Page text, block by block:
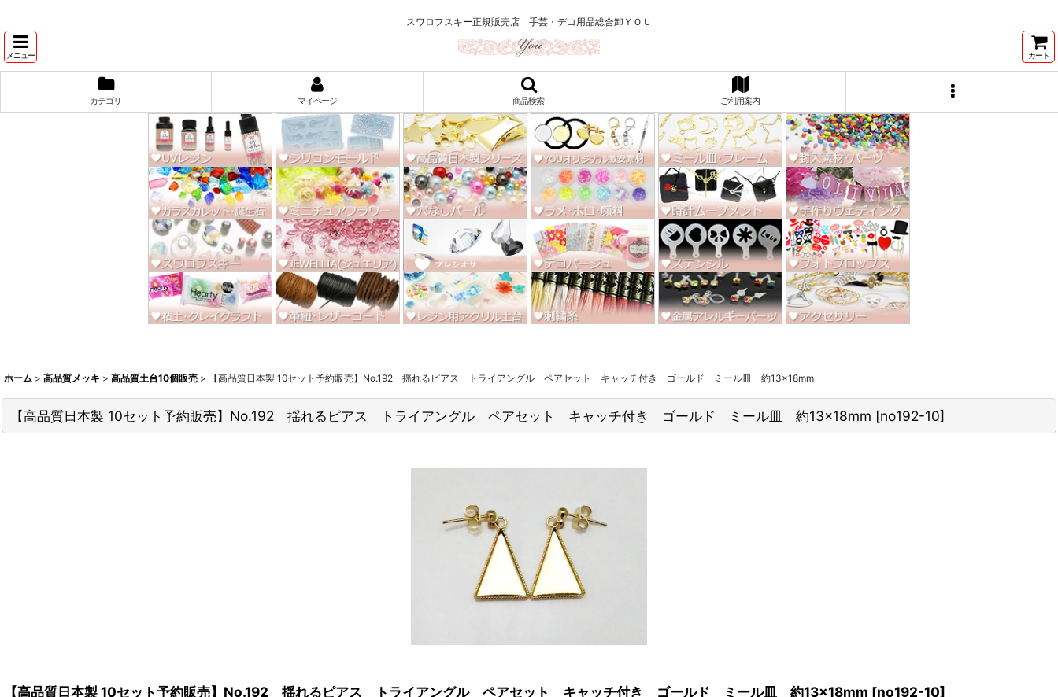
スワロフスキー正規販売店 手芸・デコ用品総合卸ＹＯＵ
メニュー カート
カテゴリ マイページ 商品検索 ご利用案内
ホーム > 高品質メッキ > 高品質土台10個販売 > 【高品質日本製 10セット予約販売】No.192 揺れるピアス トライアングル ペアセット キャッチ付き ゴールド ミール皿 約13×18mm
【高品質日本製 10セット予約販売】No.192 揺れるピアス トライアングル ペアセット キャッチ付き ゴールド ミール皿 約13×18mm [no192-10]
【高品質日本製 10セット予約販売】No.192 揺れるピアス トライアングル ペアセット キャッチ付き ゴールド ミール皿 約13×18mm [no192-10]